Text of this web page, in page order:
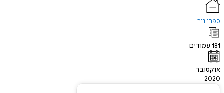
ספרי ניב
181עמודים
אוקטובר
2020